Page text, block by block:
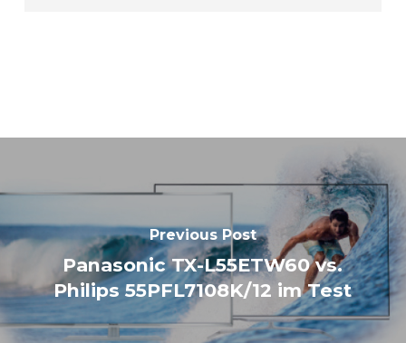
Previous Post
Panasonic TX-L55ETW60 vs.
Philips 55PFL7108K/12 im Test